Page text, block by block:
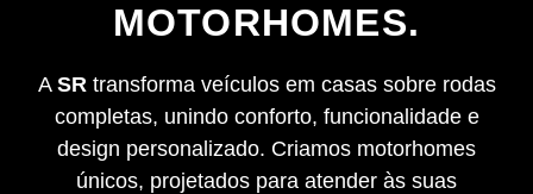
MOTORHOMES.
A SRtransforma veículos em casas sobre rodas
completas, unindo conforto, funcionalidade e
design personalizado. Criamos motorhomes
únicos, projetados para atender às suas